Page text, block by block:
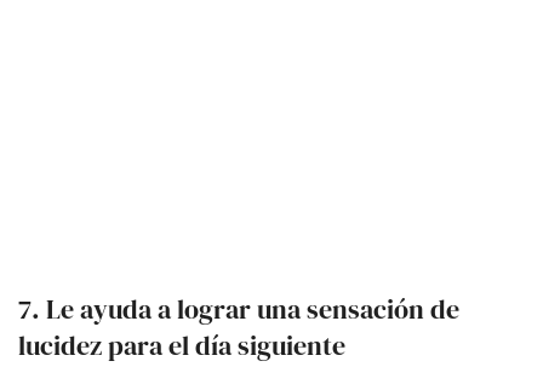
7. Le ayuda a lograr una sensación de
lucidez para el día siguiente